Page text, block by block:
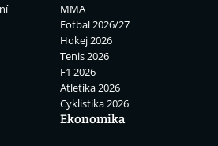
MMA
Fotbal 2026/27
Hokej 2026
Tenis 2026
F1 2026
Atletika 2026
Cyklistika 2026
Ekonomika